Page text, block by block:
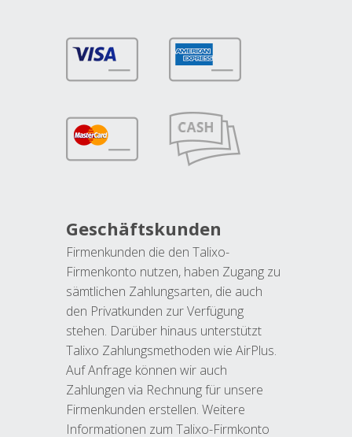
Geschäftskunden
Firmenkunden die den Talixo-
Firmenkonto nutzen, haben Zugang zu
sämtlichen Zahlungsarten, die auch
den Privatkunden zur Verfügung
stehen. Darüber hinaus unterstützt
Talixo Zahlungsmethoden wie AirPlus.
Auf Anfrage können wir auch
Zahlungen via Rechnung für unsere
Firmenkunden erstellen. Weitere
Informationen zum Talixo-Firmkonto